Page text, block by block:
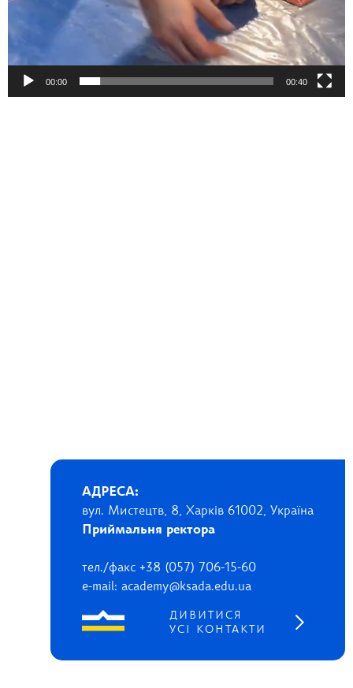
00:00 00:40
АДРЕСА:
вул. Мистецтв, 8, Харків 61002, Україна
Приймальня ректора
тел./факс +38 (057) 706-15-60
e-mail: academy@ksada.edu.ua
ДИВИТИСЯ
УСІ КОНТАКТИ